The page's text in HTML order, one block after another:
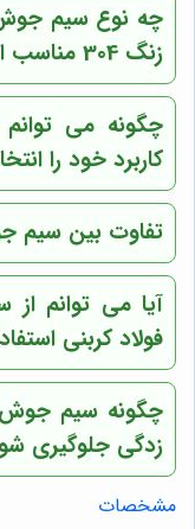
چه نوع سیم جوش
زنگ 304 مناسب است؟
چگونه می
کاربرد خود را
تفاوت بین سیم جوش
آیا می توانم
فولاد کربنی
چگونه سیم جوش
زدگی جلوگیری
مشخصات